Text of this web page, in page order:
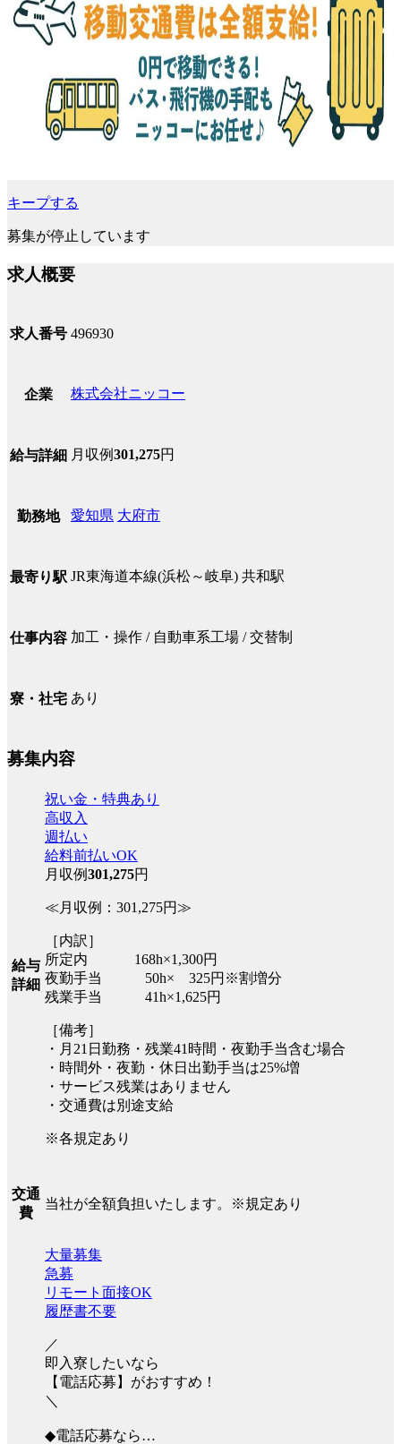
キープする
募集が停止しています
求人概要
求人番号 496930
企業 株式会社ニッコー
給与詳細 月収例301,275円
勤務地 愛知県 大府市
最寄り駅 JR東海道本線(浜松～岐阜) 共和駅
仕事内容 加工・操作 / 自動車系工場 / 交替制
寮・社宅 あり
募集内容
給与
詳細
祝い金・特典あり
高収入
週払い
給料前払いOK
月収例301,275円
≪月収例：301,275円≫
［内訳］
所定内 168h×1,300円
夜勤手当 50h× 325円※割増分
残業手当 41h×1,625円
［備考］
・月21日勤務・残業41時間・夜勤手当含む場合
・時間外・夜勤・休日出勤手当は25%増
・サービス残業はありません
・交通費は別途支給
※各規定あり
交通
費
当社が全額負担いたします。※規定あり
大量募集
急募
リモート面接OK
履歴書不要
／
即入寮したいなら
【電話応募】がおすすめ！
＼
◆電話応募なら…